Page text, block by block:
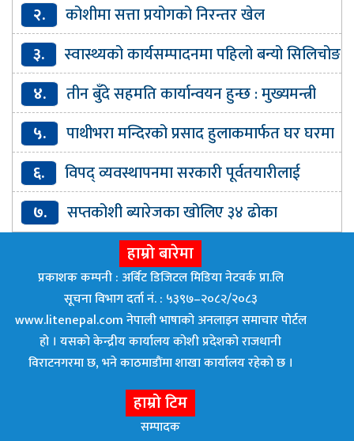
२.
कोशीमा सत्ता प्रयोगको निरन्तर खेल
३.
स्वास्थ्यको कार्यसम्पादनमा पहिलो बन्यो सिलिचोङ
गाउँपालिका
४.
तीन बुँदे सहमति कार्यान्वयन हुन्छ : मुख्यमन्त्री
कार्की
५.
पाथीभरा मन्दिरको प्रसाद हुलाकमार्फत घर घरमा
पठाइने
६.
विपद् व्यवस्थापनमा सरकारी पूर्वतयारीलाई
प्राथमिकतासाथ कार्यान्वयन गर्न सरकारलाई निर्देशन
७.
सप्तकोशी ब्यारेजका खोलिए ३४ ढोका
हाम्रो बारेमा
प्रकाशक कम्पनी : अर्बिट डिजिटल मिडिया नेटवर्क प्रा.लि
सूचना विभाग दर्ता नं. : ५३९७–२०८२/२०८३
www.litenepal.com नेपाली भाषाको अनलाइन समाचार पोर्टल
हो । यसको केन्द्रीय कार्यालय कोशी प्रदेशको राजधानी
विराटनगरमा छ, भने काठमाडाैंमा शाखा कार्यालय रहेकाे छ ।
हाम्रो टिम
सम्पादक